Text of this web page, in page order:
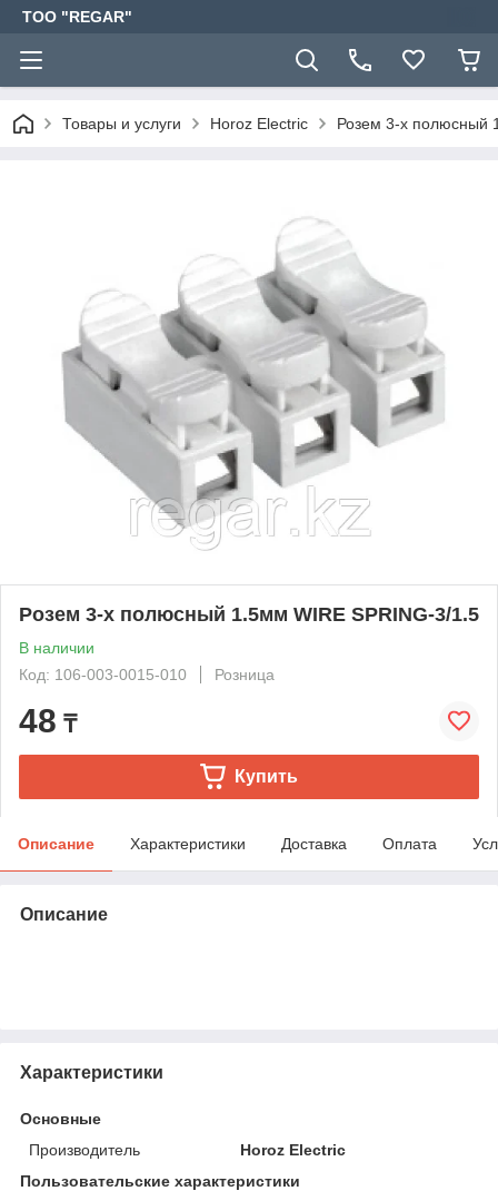
TOO "REGAR"
Товары и услуги Horoz Electric Розем 3-х полюсный
Розем 3-х полюсный 1.5мм WIRE SPRING-3/1.5
В наличии
Код: 106-003-0015-010
Розница
48 ₸
Купить
Описание Характеристики Доставка Оплата
Описание
Характеристики
Основные
Производитель
Horoz Electric
Пользовательские характеристики